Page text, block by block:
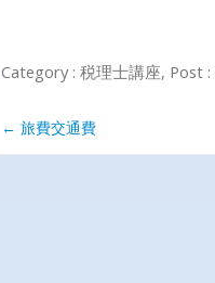
Category : 税理士講座, Post :
Post navigation
← 旅費交通費